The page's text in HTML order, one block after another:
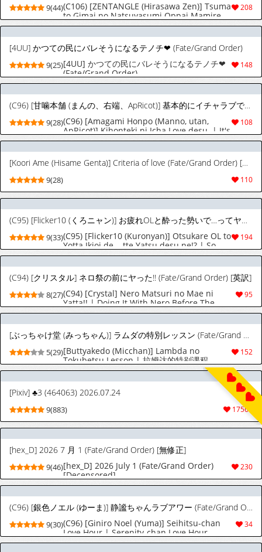
208
9(44)(C106) [ZENTANGLE (Hirasawa Zen)] Tsuma
to Gimai no Natsuyasumi Oppai Mamire
Ama Maso Tane Shibori -Aware na Sourou
Zetsurin Master o Soete- | 처와 의매의 여름
휴가 가슴에 둘러쌓여 달콤 마조 쥐어짜기 -불
쌍한 조루 절륜 마조 마스터를 곁들인-
(Fate/Grand Order) [Korean]
[4UU] かつての民にバレそうになるテノチ❤︎ (Fate/Grand Order)
148
9(25)[4UU] かつての民にバレそうになるテノチ❤︎
(Fate/Grand Order)
(C96) [甘噛本舗 (まんの、右端、ApRicot)] 基本的にイチャラブです。 (Fate/Grand Order) [英訳]
108
9(28)(C96) [Amagami Honpo (Manno, utan,
ApRicot)] Kihonteki ni Icha Love desu. | It's
basically a lovey-dovey thing (Fate/Grand
Order) [English]
[Koori Ame (Hisame Genta)] Criteria of love (Fate/Grand Order) [Digital] (English)
110
9(28)
(C95) [Flicker10 (くろニャン)] お疲れOLと酔った勢いで…ってヤツですね!? (Fate/Grand Order) [英訳]
194
9(33)(C95) [Flicker10 (Kuronyan)] Otsukare OL to
Yotta Ikioi de... tte Yatsu desu ne!? | So,
this is one of those "Heat of the moment
with an exhausted drunk office lady" kind
of situation!? (Fate/Grand Order) [English]
(C94) [クリスタル] ネロ祭の前にヤった!! (Fate/Grand Order) [英訳]
95
8(27)(C94) [Crystal] Nero Matsuri no Mae ni
Yatta!! | Doing It With Nero Before The
Festival! (Fate/Grand Order) [English]
{Doujins.com}
[ぶっちゃけ堂 (みっちゃん)] ラムダの特別レッスン (Fate/Grand Order) [中国翻訳] [DL版]
152
5(29)[Buttyakedo (Micchan)] Lambda no
Tokubetsu Lesson | 拉姆达的特别课程
(Fate/Grand Order) [Chinese] [Digital]
[Pixiv] ♣3 (464063) 2026.07.24
17569
9(883)
[hex_D] 2026 7 月 1 (Fate/Grand Order) [無修正]
230
9(46)[hex_D] 2026 July 1 (Fate/Grand Order)
[Decensored]
(C96) [銀色ノエル (ゆーま)] 静謐ちゃんラブアワー (Fate/Grand Order) [スペイン翻訳]
34
9(30)(C96) [Giniro Noel (Yuma)] Seihitsu-chan
Love Hour | Serenity-chan Love Hour
(Fate/Grand Order) [Spanish]